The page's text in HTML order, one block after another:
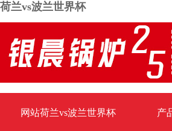
荷兰vs波兰世界杯
网站荷兰vs波兰世界杯 产